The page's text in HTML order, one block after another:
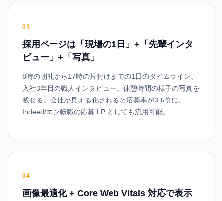
03
採用ページは「現場の1日」+「先輩インタ
ビュー」+「写真」
8時の朝礼から17時の片付けまでの1日のタイムライン、
入社3年目の職人インタビュー、休憩時間の様子の写真を
載せる。会社が見える化されると応募率が3-5倍に。
Indeed/エン転職の応募 LP としても流用可能。
04
画像最適化 + Core Web Vitals 対応で表示